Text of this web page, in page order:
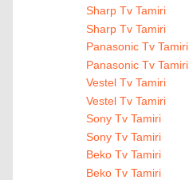
Sharp Tv Tamiri
Sharp Tv Tamiri
Panasonic Tv Tamiri
Panasonic Tv Tamiri
Vestel Tv Tamiri
Vestel Tv Tamiri
Sony Tv Tamiri
Sony Tv Tamiri
Beko Tv Tamiri
Beko Tv Tamiri